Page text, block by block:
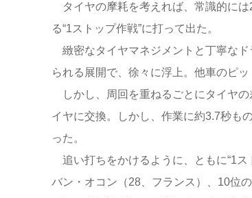
タイヤの摩耗を考えれば、常識的には
る“1ストップ作戦”に打って出た。
緻密なタイヤマネジメントと丁寧なド
られる展開で、徐々に浮上。他車のピ
しかし、周回を重ねるごとにタイヤの
イヤに交換。しかし、作業に約3.7秒も
った。
追い打ちをかけるように、ともに“1ス
バン・オコン（28、フランス）、10位